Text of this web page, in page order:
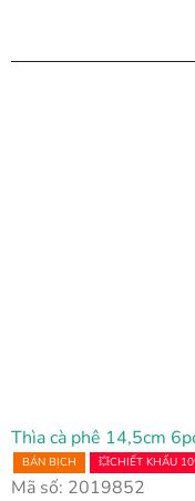
Thìa cà phê 14,5cm
BÁN BỊCH 💥CHIẾT KHẤU
Mã số: 2019852